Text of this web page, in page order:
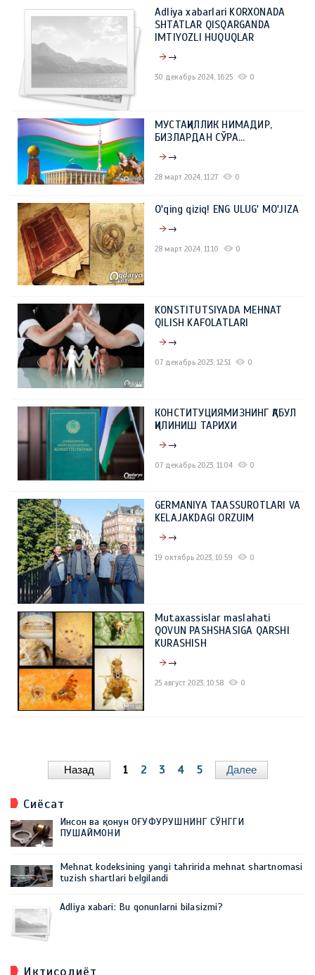
Adliya xabarlari KORXONADA
SHTATLAR QISQARGANDA
IMTIYOZLI HUQUQLAR
→
30 декабрь 2024, 16:25 0
МУСТАҚИЛЛИК НИМАДИР,
БИЗЛАРДАН СЎРА…
→
28 март 2024, 11:27 0
O'qing qiziq! ENG ULUG' MO'JIZA
→
28 март 2024, 11:10 0
KONSTITUTSIYADA MEHNAT
QILISH KAFOLATLARI
→
07 декабрь 2023, 12:51 0
КОНСТИТУЦИЯМИЗНИНГ ҚАБУЛ
ҚИЛИНИШ ТАРИХИ
→
07 декабрь 2023, 11:04 0
GERMANIYA TAASSUROTLARI VA
KELAJAKDAGI ORZUIM
→
19 октябрь 2023, 10:59 0
Mutaxassislar maslahati
QOVUN PASHSHASIGA QARSHI
KURASHISH
→
25 август 2023, 10:58 0
Назад 1 2 3 4 5 Далее
Сиёсат
Инсон ва қонун ОҒУФУРУШНИНГ СЎНГГИ
ПУШАЙМОНИ
Mehnat kodeksining yangi tahririda mehnat shartnomasi
tuzish shartlari belgilandi
Adliya xabari: Bu qonunlarni bilasizmi?
Иқтисодиёт